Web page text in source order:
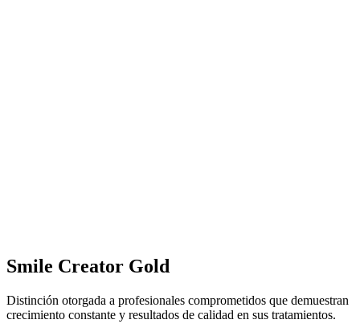
Smile Creator Gold
Distinción otorgada a profesionales comprometidos que demuestran
crecimiento constante y resultados de calidad en sus tratamientos.